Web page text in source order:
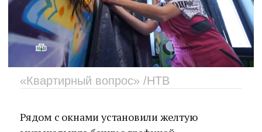
«Квартирный вопрос» /НТВ
Рядом с окнами установили желтую